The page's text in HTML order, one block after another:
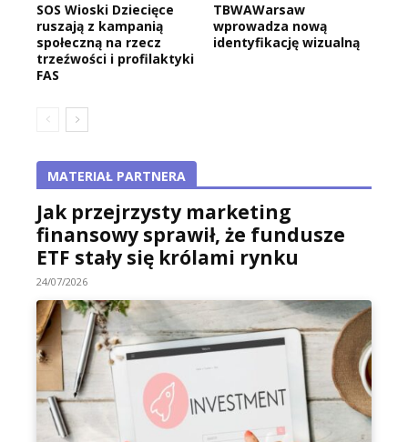
SOS Wioski Dziecięce
ruszają z kampanią
społeczną na rzecz
trzeźwości i profilaktyki
FAS
TBWAWarsaw
wprowadza nową
identyfikację wizualną
MATERIAŁ PARTNERA
Jak przejrzysty marketing
finansowy sprawił, że fundusze
ETF stały się królami rynku
24/07/2026